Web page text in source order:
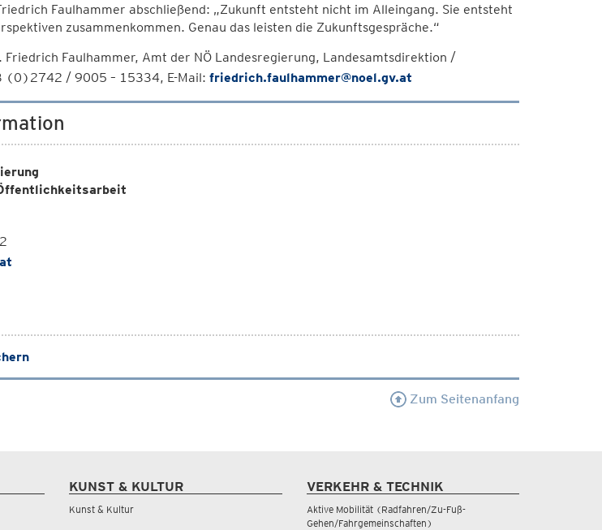
Faulhammer abschließend: „Zukunft entsteht nicht im Alleingang. Sie entsteht
zusammenkommen. Genau das leisten die Zukunftsgespräche.“
Faulhammer, Amt der NÖ Landesregierung, Landesamtsdirektion /
(0)2742 / 9005 – 15334, E-Mail: friedrich.faulhammer@noel.gv.at
Zum Seitenanfang
KUNST & KULTUR
Kunst & Kultur
VERKEHR & TECHNIK
Aktive Mobilität (Radfahren/Zu-Fuß-
Gehen/Fahrgemeinschaften)